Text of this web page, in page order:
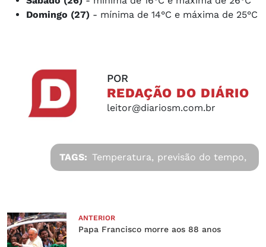
Domingo (27) - mínima de 14°C e máxima de 25°C
POR
REDAÇÃO DO DIÁRIO
leitor@diariosm.com.br
TAGS: Temperatura, previsão do tempo,
ANTERIOR
Papa Francisco morre aos 88 anos